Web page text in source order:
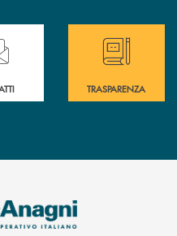
di assistenza immediata ?
Hai bisogno di
TRASPARENZA